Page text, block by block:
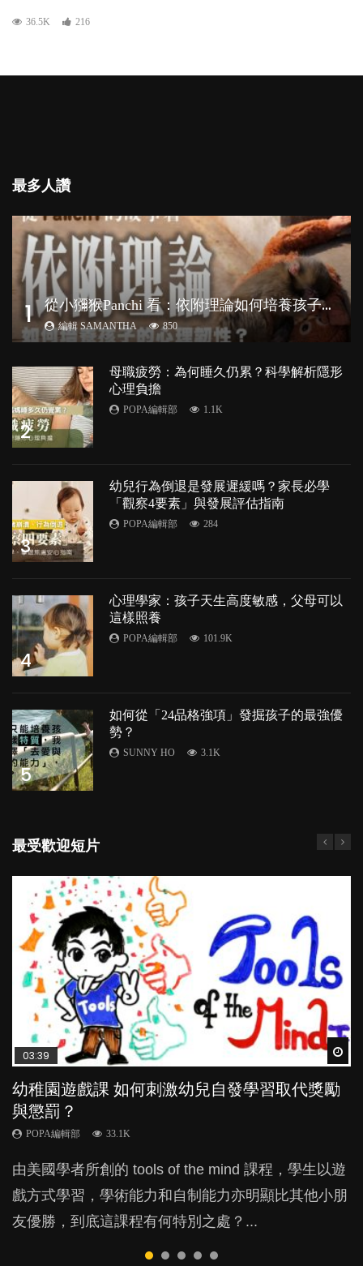
36.5K 216
最多人讚
1 從
小獼猴Panchi 看：依附理論如何培養孩子心理韌性？
編輯 SAMANTHA 850
2
母職疲勞：為何睡久仍累？科學解析隱形
心理負擔
POPA編輯部 1.1K
3
幼兒行為倒退是發展遲緩嗎？家長必學
「觀察4要素」與發展評估指南
POPA編輯部 284
4
心理學家：孩子天生高度敏感，父母可以
這樣照養
POPA編輯部 101.9K
5
如何從「24品格強項」發掘孩子的最強優
勢？
SUNNY HO 3.1K
最受歡迎短片
03:39
幼稚園遊戲課 如何刺激幼兒自發學習取代獎勵
與懲罰？
POPA編輯部 33.1K
由美國學者所創的 tools of the mind 課程，學生以遊
戲方式學習，學術能力和自制能力亦明顯比其他小朋
友優勝，到底這課程有何特別之處？...
04:59
幼兒playgroup真係玩耍中學習？研究指BB 15個
月大前上堂不見效果
POPA編輯部 47.1K
現今小朋友的起跑線，愈推愈前。雖然政府並無官方
的統計數字，但粗略估算，香港至少有六、七百家早
期教育中心，但孩子是否愈早上Playgroup愈好？...
03:02
老公患產後憂鬱症對BB的影響
POPA編輯部
鬱，影響日常生活，嚴重的甚至會有自殺，或傷害小
朋友的念頭。但為何爸爸患上產後抑鬱往往難以察
覺？...
04:06
全職好？在職好？｜全職媽媽與在職媽媽的壓
力與價值
POPA編輯部 25.8K
許多媽媽心底可能都有一刻掙扎過：究竟全職好，還
是在職好。雖說每個家庭都有自己的獨特狀況和考慮
因素，但原來全職和在職媽媽所養育的子女其實都各
04:18
凡事以BB為中心，就係好爸媽？｜別忽視父母
的身心虛耗
POPA編輯部 31.5K
父母日夜無間、身心俱疲地照顧BB，如何做到正向
教養？部份父母更會為了小朋友放棄自己的嗜好、減
少出席朋友聚會等等，你以為會換來美好的親子關
係，有助小朋友成長，但原來父母身心虛耗對孩子的